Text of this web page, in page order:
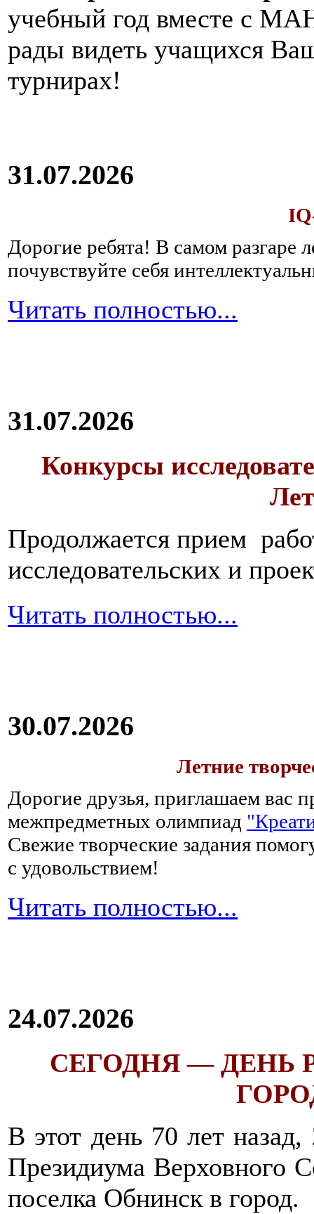
учебный год вместе с
рады видеть учащихся
турнирах!
31.07.2026
Дорогие ребята! В самом разгаре
почувствуйте себя
Читать полностью...
31.07.2026
Конкурсы
Продолжается прием
исследовательских и
Читать полностью...
30.07.2026
Летние
Дорогие друзья, приглашаем вас
межпредметных олимпиад
Свежие творческие задания
с удовольствием!
Читать полностью...
24.07.2026
СЕГОДНЯ — ДЕНЬ
В этот день 70 лет
Президиума Верховного
поселка Обнинск в город.